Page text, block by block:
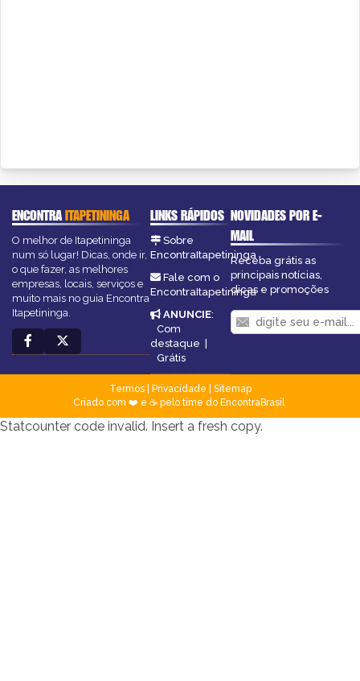
ENCONTRAITAPETININGA
O melhor de Itapetininga
num só lugar! Dicas, onde ir,
o que fazer, as melhores
empresas, locais, serviços e
muito mais no guia Encontra
Itapetininga.
LINKS RÁPIDOS
Sobre
EncontraItapetininga
Fale com o
EncontraItapetininga
ANUNCIE:
Com
destaque |
Grátis
NOVIDADES POR E-
MAIL
Receba grátis as
principais notícias,
dicas e promoções
Termos| Privacidade
Sitemap
Criado com ❤️ e ☕ pelo time do EncontraBrasil
Statcounter code invalid. Insert a fresh copy.